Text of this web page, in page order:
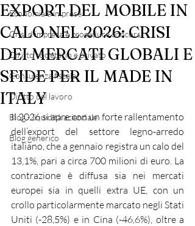
Economia e imprese
Crisi d'impresa e procedure concors
Diritto societario e privato
Consulenza fiscale
Diritto del lavoro
Blog - liquidità aziendale
Blog generico
EXPORT DEL MOBILE IN
CALO NEL 2026: CRISI
DEI MERCATI GLOBALI E
SFIDE PER IL MADE IN
ITALY
Il 2026 si apre con un forte rallentamento
dell’export del settore legno-arredo
italiano, che a gennaio registra un calo del
13,1%, pari a circa 700 milioni di euro. La
contrazione è diffusa sia nei mercati
europei sia in quelli extra UE, con un
crollo particolarmente marcato negli Stati
Uniti (-28,5%) e in Cina (-46,6%), oltre a